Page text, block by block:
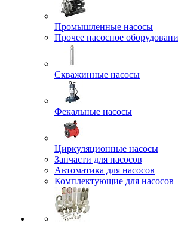
Промышленные насосы
Прочее насосное
Скважинные насосы
Фекальные насосы
Циркуляционные насосы
Запчасти для насосов
Автоматика для насосов
Комплектующие для насосов